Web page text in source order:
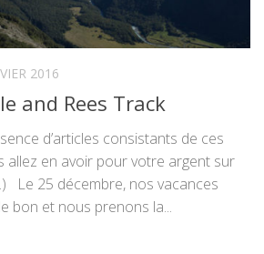
2016
and Rees Track
d’articles consistants de ces
allez en avoir pour votre argent sur
Le 25 décembre, nos vacances
bon et nous prenons la...